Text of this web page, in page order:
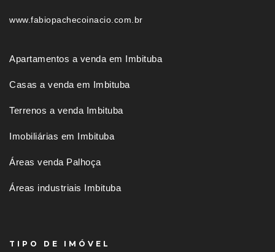
www.fabiopachecoinacio.com.br
Apartamentos a venda em Imbituba
Casas a venda em Imbituba
Terrenos a venda Imbituba
Imobiliárias em Imbituba
Áreas venda Palhoça
Áreas industriais Imbituba
TIPO DE IMÓVEL